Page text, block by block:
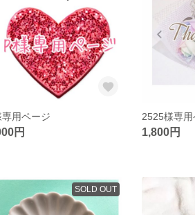
専用ページ
円
2525様専用
1,800円
SOLD OUT